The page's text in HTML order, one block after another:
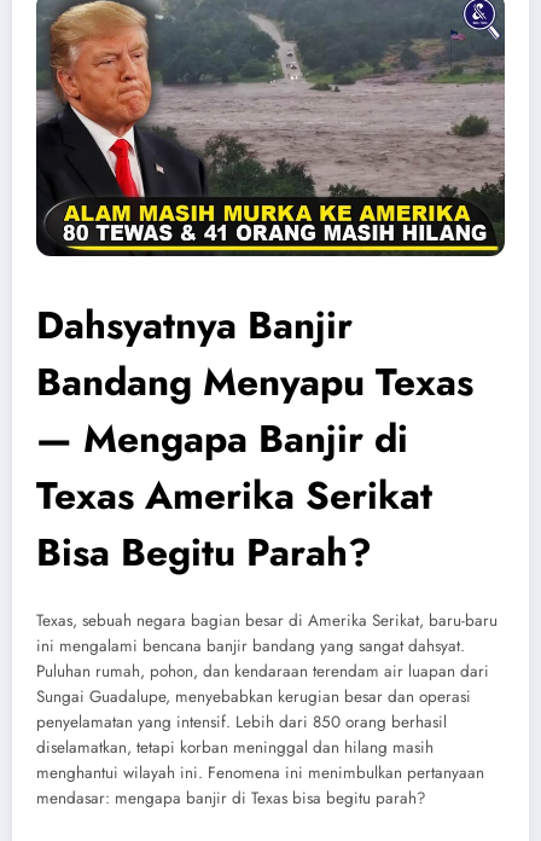
Dahsyatnya Banjir
Bandang Menyapu Texas
— Mengapa Banjir di
Texas Amerika Serikat
Bisa Begitu Parah?
Texas, sebuah negara bagian besar di Amerika Serikat, baru-baru
ini mengalami bencana banjir bandang yang sangat dahsyat.
Puluhan rumah, pohon, dan kendaraan terendam air luapan dari
Sungai Guadalupe, menyebabkan kerugian besar dan operasi
penyelamatan yang intensif. Lebih dari 850 orang berhasil
diselamatkan, tetapi korban meninggal dan hilang masih
menghantui wilayah ini. Fenomena ini menimbulkan pertanyaan
mendasar: mengapa banjir di Texas bisa begitu parah?